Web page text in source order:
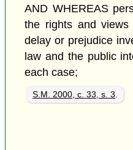
AND WHEREAS
the rights and
delay or prejudice
law and the public
each case;
S.M. 2000, c. 33, s. 3